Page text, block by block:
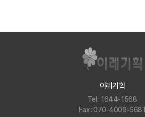
이레기획
Tel : 1644-1568
Fax : 070-4009-6681